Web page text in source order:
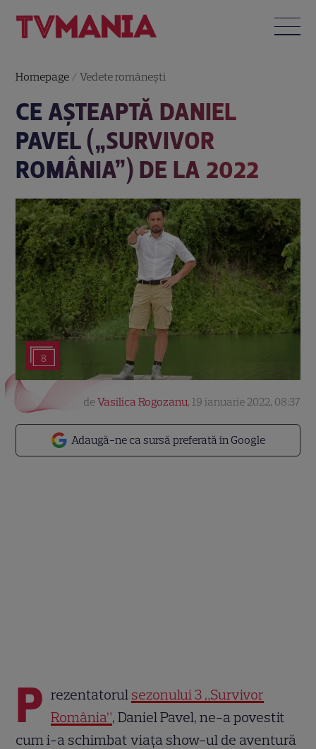
Homepage /Vedete româneşti
CE AȘTEAPTĂ DANIEL
PAVEL („SURVIVOR
ROMÂNIA”) DE LA 2022
8
Adaugă-ne ca sursă preferată în Google
deVasilica Rogozanu, 19 ianuarie 2022, 08:37
P rezentatorul sezonului 3 „Survivor
România”, Daniel Pavel, ne-a povestit
cum i-a schimbat viața show-ul de aventură